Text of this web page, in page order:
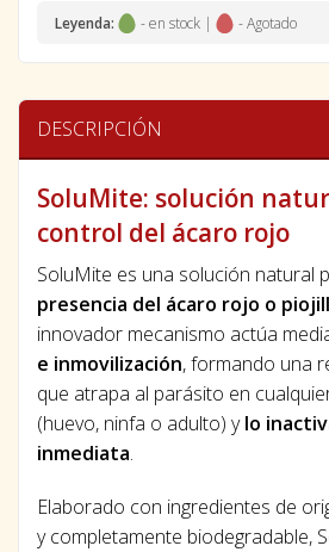
Leyenda: - en stock | - Agotado
DESCRIPCIÓN
SoluMite: solución
control del ácaro rojo
SoluMite es una solución natural
presencia del ácaro rojo o
innovador mecanismo actúa
e inmovilización, formando una
que atrapa al parásito en
(huevo, ninfa o adulto) ylo
inmediata.
Elaborado con ingredientes de
y completamente biodegradable,